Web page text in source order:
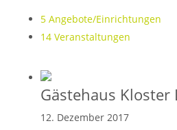
5Angebote/Einrichtungen
14Veranstaltungen
Gästehaus Kloster
12. Dezember 2017